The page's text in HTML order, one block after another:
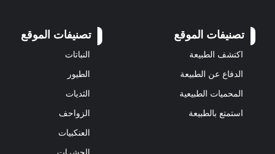
تصنيفات الموقع
اكتشف الطبيعة
الدفاع عن الطبيعة
المحميات الطبيعية
استمتع بالطبيعة
تصنيفات الموقع
النباتات
الطيور
الثديات
الزواحف
العنكبيات